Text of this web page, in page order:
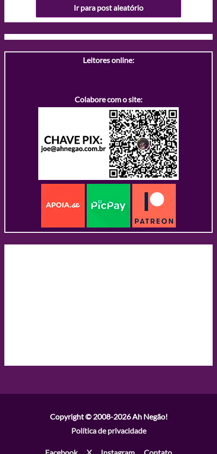
Ir para post aleatório
Leitores online:
Colabore com o site:
Copyright © 2008-2026Ah Negão!
Política de privacidade